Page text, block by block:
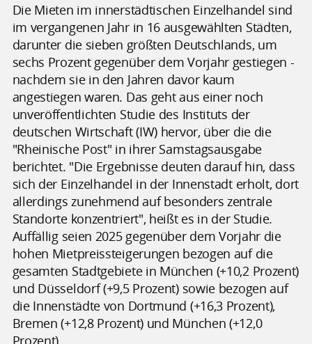
Die Mieten im innerstädtischen Einzelhandel sind
im vergangenen Jahr in 16 ausgewählten Städten,
darunter die sieben größten Deutschlands, um
sechs Prozent gegenüber dem Vorjahr gestiegen -
nachdem sie in den Jahren davor kaum
angestiegen waren. Das geht aus einer noch
unveröffentlichten Studie des Instituts der
deutschen Wirtschaft (IW) hervor, über die die
"Rheinische Post" in ihrer Samstagsausgabe
berichtet. "Die Ergebnisse deuten darauf hin, dass
sich der Einzelhandel in der Innenstadt erholt, dort
allerdings zunehmend auf besonders zentrale
Standorte konzentriert", heißt es in der Studie.
Auffällig seien 2025 gegenüber dem Vorjahr die
hohen Mietpreissteigerungen bezogen auf die
gesamten Stadtgebiete in München (+10,2 Prozent)
und Düsseldorf (+9,5 Prozent) sowie bezogen auf
die Innenstädte von Dortmund (+16,3 Prozent),
Bremen (+12,8 Prozent) und München (+12,0
Prozent).